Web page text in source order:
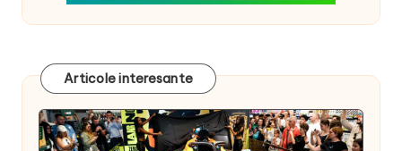
Articole interesante